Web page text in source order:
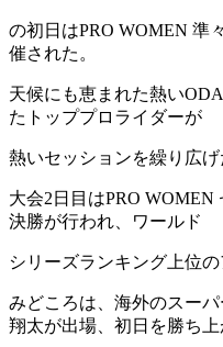
の初日はPRO WOMEN 準
催された。
天候にも恵まれた熱い
たトッププロライダーが
熱いセッションを繰り広げ
大会2日目はPRO WOMEN
決勝が行われ、ワールド
シリーズランキング上位
みどころは、海外のスー
翔太が出場、初日を勝ち上